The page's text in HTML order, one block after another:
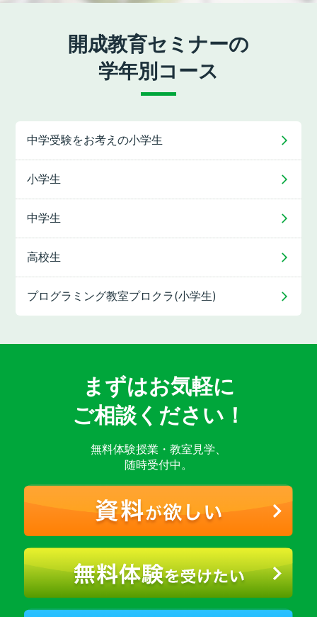
開成教育セミナーの
学年別コース
中学受験をお考えの小学生
小学生
中学生
高校生
プログラミング教室プロクラ(小学生)
まずはお気軽に
ご相談ください！
無料体験授業・教室見学、
随時受付中。